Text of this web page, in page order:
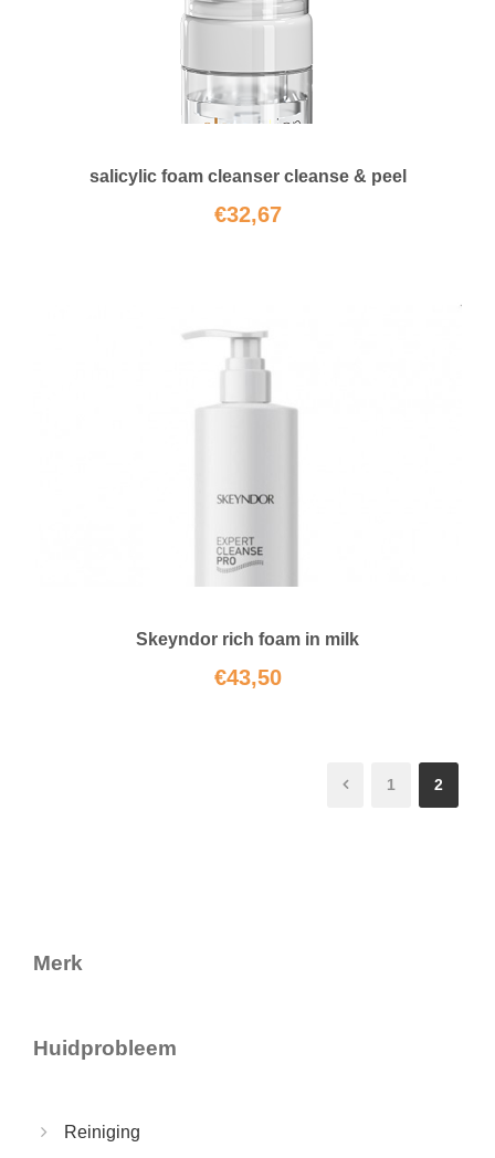
salicylic foam cleanser cleanse & peel
€32,67
Skeyndor rich foam in milk
€43,50
1 2
Merk
Huidprobleem
Reiniging